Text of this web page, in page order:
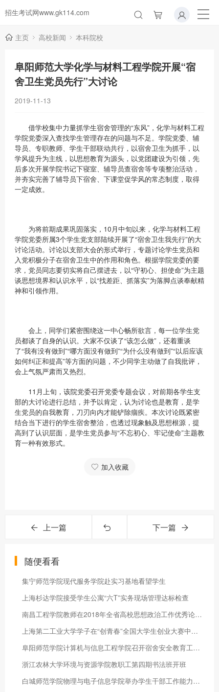
招生考试网www.gk114.com
主页 高校新闻 本科院校
阜阳师范大学化学与材料工程学院开展“宿
舍卫生党员先行”大讨论
2019-11-13
借学校集中力量抓学生宿舍管理的“东风”，化学与材料工程
学院党委深入查找学生管理存在的问题与不足。学院党委、辅
导员、专职教师、学生干部联动共行，以宿舍卫生为抓手，以
学风提升为主线，以思想教育为源头，以党团建设为引领，先
后多次开展学院书记下寝室、辅导员查宿舍等专项整治活动，
并夯实完善了辅导员下宿舍、下课堂促学风的常态制度，取得
一定成效。
为将前期成果巩固落实，10月中旬以来，化学与材料工程
学院党委所属3个学生党支部陆续开展了“宿舍卫生我先行”的大
讨论活动。讨论以支部大会的形式举行，专题讨论学生党员和
入党积极分子在宿舍卫生中的作用和角色。根据学院党委的要
求，党员同志要切实将自己摆进去，以“守初心、担使命”为主题
谈思想境界和认识水平，以“找差距、抓落实”为落脚点谈奉献精
神和引领作用。
会上，同学们紧密围绕这一中心畅所欲言，每一位学生党
员都谈了自身的认识。大家不仅谈了“该怎么做”，还着重谈
了“我有没有做到”“哪方面没有做到”“为什么没有做到”“以后应该
如何纠正和提高”等方面的问题，不少同学主动做了自我批评，
会上气氛严肃而又热烈。
11月上旬，该院党委召开党委专题会议，对前期各学生支
部的大讨论进行总结，并予以肯定，认为讨论也是教育，是学
生党员的自我教育，刀刃向内才能铲除痼疾。本次讨论既紧密
结合当下进行的学生宿舍整治，也透过现象触及思想根源，提
高到了认识层面，是学生党员参与“不忘初心、牢记使命”主题教
育一种有效形式。
加入收藏
上一篇 下一篇
随便看看
集宁师范学院现代服务学院赴实习基地看望学生
上海杉达学院接受学生公寓“六T”实务现场管理达标检查
南昌工程学院教师在2018年全省高校思想政治工作优秀论文评选中荣
上海第二工业大学学子在“创青春”全国大学生创业大赛中获佳绩
阜阳师范学院计算机与信息工程学院召开宿舍安全教育工作会
浙江农林大学环境与资源学院教职工第四期书法班开班
白城师范学院物理与电子信息学院举办学生干部工作能力提升培训班